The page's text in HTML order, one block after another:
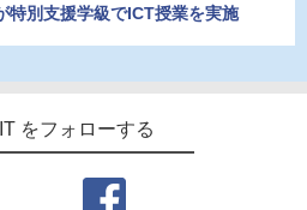
特別支援学級でICT授業を実施
をフォローする